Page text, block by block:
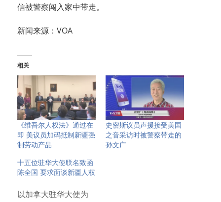
信被警察闯入家中带走。
新闻来源：VOA
相关
《维吾尔人权法》通过在
即 美议员加码抵制新疆强
制劳动产品
史密斯议员声援接受美国
之音采访时被警察带走的
孙文广
十五位驻华大使联名致函
陈全国 要求面谈新疆人权
以加拿大驻华大使为